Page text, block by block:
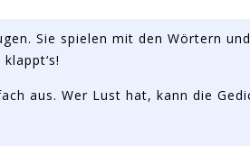
Sie spielen mit den Wörtern
aus. Wer Lust hat, kann die